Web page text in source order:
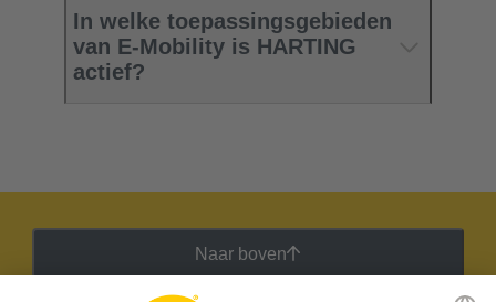
In welke toepassingsgebieden
van E-Mobility is HARTING
actief?
Naar boven